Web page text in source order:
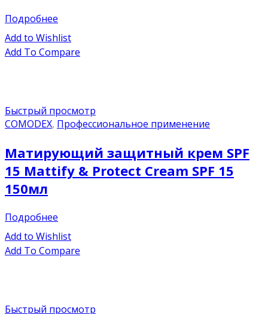
Подробнее
Add to Wishlist
Add To Compare
Быстрый просмотр
COMODEX, Профессиональное применение
Матирующий защитный крем SPF
15 Mattify & Protect Cream SPF 15
150мл
Подробнее
Add to Wishlist
Add To Compare
Быстрый просмотр